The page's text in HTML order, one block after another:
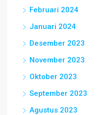
Februari 2024
Januari 2024
Desember 2023
November 2023
Oktober 2023
September 2023
Agustus 2023